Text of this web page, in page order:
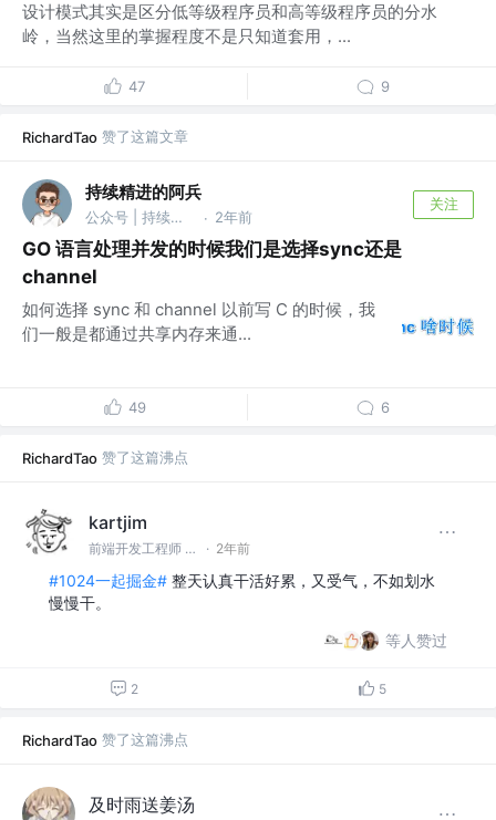
设计模式其实是区分低等级程序员和高等级程序员的分水
岭，当然这里的掌握程度不是只知道套用，...
47 9
RichardTao 赞了这篇文章
持续精进的阿兵
公众号 | 持续精进的阿兵 · 2年前
关注
GO 语言处理并发的时候我们是选择sync还是
channel
如何选择 sync 和 channel 以前写 C 的时候，我
们一般是都通过共享内存来通...
49 6
RichardTao 赞了这篇沸点
kartjim
前端开发工程师 @OAT · 2年前
#1024一起掘金# 整天认真干活好累，又受气，不如划水
慢慢干。
等人赞过
2 5
RichardTao 赞了这篇沸点
及时雨送姜汤